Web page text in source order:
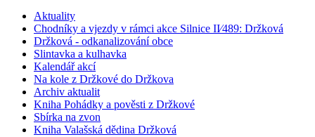
Aktuality
Chodníky a vjezdy v rámci akce Silnice II⁄489: Držková
Držková - odkanalizování obce
Slintavka a kulhavka
Kalendář akcí
Na kole z Držkové do Držkova
Archiv aktualit
Kniha Pohádky a pověsti z Držkové
Sbírka na zvon
Kniha Valašská dědina Držková